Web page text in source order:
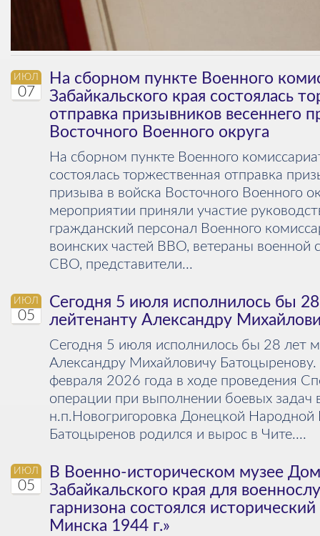
ИЮЛ
07
На сборном пункте Военного
Забайкальского края состоялась
отправка призывников весеннего
Восточного Военного округа
На сборном пункте Военного
состоялась торжественная отправка
призыва в войска Восточного Военного
мероприятии приняли участие
гражданский персонал Военного
воинских частей ВВО, ветераны военной
СВО, представители...
ИЮЛ
05
Сегодня 5 июля исполнилось бы
лейтенанту Александру
Сегодня 5 июля исполнилось бы 28 лет
Александру Михайловичу
февраля 2026 года в ходе проведения
операции при выполнении боевых задач
н.п.Новогригоровка Донецкой Народной
Батоцыренов родился и вырос в Чите....
ИЮЛ
05
В Военно-историческом музее
Забайкальского края для
гарнизона состоялся
Минска 1944 г.»